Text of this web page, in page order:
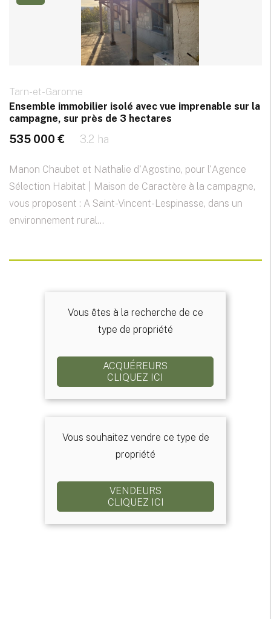
Tarn-et-Garonne
Ensemble immobilier isolé avec vue imprenable sur la
campagne, sur près de 3 hectares
535 000 € 3.2 ha
Manon Chaubet et Nathalie d'Agostino, pour l'Agence
Sélection Habitat | Maison de Caractère à la campagne,
vous proposent : A Saint-Vincent-Lespinasse, dans un
environnement rural...
Vous êtes à la recherche de ce
type de propriété
ACQUÉREURS
CLIQUEZ ICI
Vous souhaitez vendre ce type de
propriété
VENDEURS
CLIQUEZ ICI